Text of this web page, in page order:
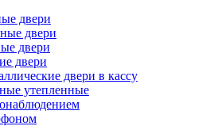
двери
двери
двери
двери
двери в кассу
утепленные